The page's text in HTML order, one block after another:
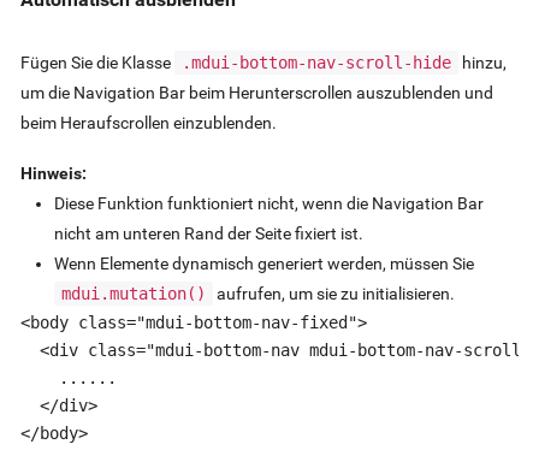
Fügen Sie die Klasse .mdui-bottom-nav-scroll-hide
hinzu,
um die Navigation Bar beim Herunterscrollen auszublenden und
beim Heraufscrollen einzublenden.
Hinweis:
Diese Funktion funktioniert nicht, wenn die Navigation Bar
nicht am unteren Rand der Seite fixiert ist.
Wenn Elemente dynamisch generiert werden, müssen Sie
mdui.mutation()
aufrufen, um sie zu initialisieren.
<body class="mdui-bottom-nav-fixed">
<div class="mdui-bottom-nav mdui-bottom-nav-scroll-
    ......
  </div>
</body>